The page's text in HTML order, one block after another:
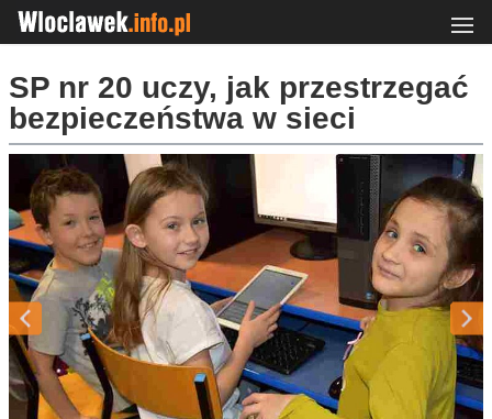
SP nr 20 uczy, jak przestrzegać
bezpieczeństwa w sieci